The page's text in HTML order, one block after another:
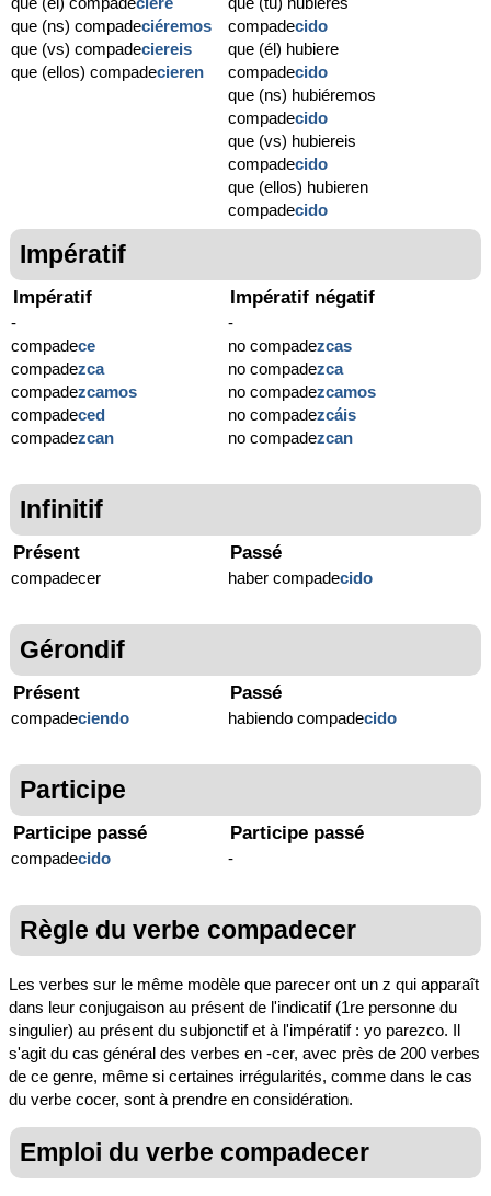
que (ns) compadeciéremos
que (vs) compadeciereis
que (ellos) compadecieren
compadecido
que (él) hubiere
compadecido
que (ns) hubiéremos
compadecido
que (vs) hubiereis
compadecido
que (ellos) hubieren
compadecido
Impératif
Impératif
-
compadece
compadezca
compadezcamos
compadeced
compadezcan
Impératif négatif
-
no compadezcas
no compadezca
no compadezcamos
no compadezcáis
no compadezcan
Infinitif
Présent
compadecer
Passé
haber compadecido
Gérondif
Présent
compadeciendo
Passé
habiendo compadecido
Participe
Participe passé
compadecido
Participe passé
-
Règle du verbe compadecer
Les verbes sur le même modèle que parecer ont un z qui apparaît
dans leur conjugaison au présent de l'indicatif (1re personne du
singulier) au présent du subjonctif et à l'impératif : yo parezco. Il
s'agit du cas général des verbes en -cer, avec près de 200 verbes
de ce genre, même si certaines irrégularités, comme dans le cas
du verbe cocer, sont à prendre en considération.
Emploi du verbe compadecer